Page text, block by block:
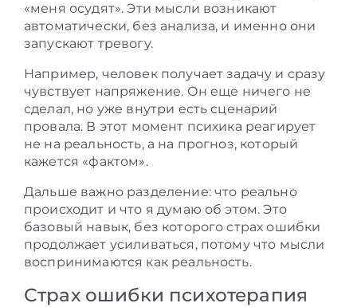
«меня осудят». Эти мысли возникают
автоматически, без анализа, и именно они
запускают тревогу.
Например, человек получает задачу и сразу
чувствует напряжение. Он еще ничего не
сделал, но уже внутри есть сценарий
провала. В этот момент психика реагирует
не на реальность, а на прогноз, который
кажется «фактом».
Дальше важно разделение: что реально
происходит и что я думаю об этом. Это
базовый навык, без которого страх ошибки
продолжает усиливаться, потому что мысли
воспринимаются как реальность.
Страх ошибки психотерапия